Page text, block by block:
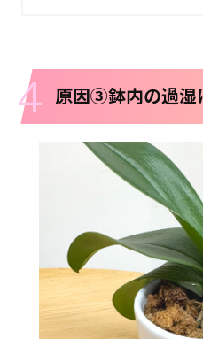
4 原因③鉢内の過湿